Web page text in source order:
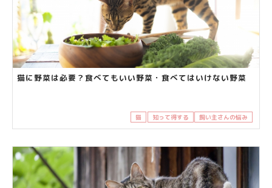
猫に野菜は必要？食べてもいい野菜・食べてはいけない野菜
猫 知って得する 飼い主さんの悩み